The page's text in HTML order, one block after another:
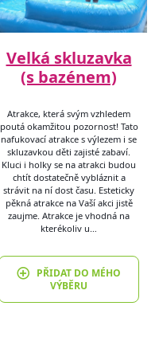
Velká skluzavka
(s bazénem)
Atrakce, která svým vzhledem
poutá okamžitou pozornost! Tato
nafukovací atrakce s výlezem i se
skluzavkou děti zajisté zabaví.
Kluci i holky se na atrakci budou
chtít dostatečně vybláznit a
strávit na ní dost času. Esteticky
pěkná atrakce na Vaší akci jistě
zaujme. Atrakce je vhodná na
kterékoliv u…
PŘIDAT DO MÉHO
VÝBĚRU